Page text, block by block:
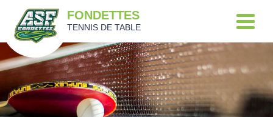
FONDETTES
TENNIS DE TABLE